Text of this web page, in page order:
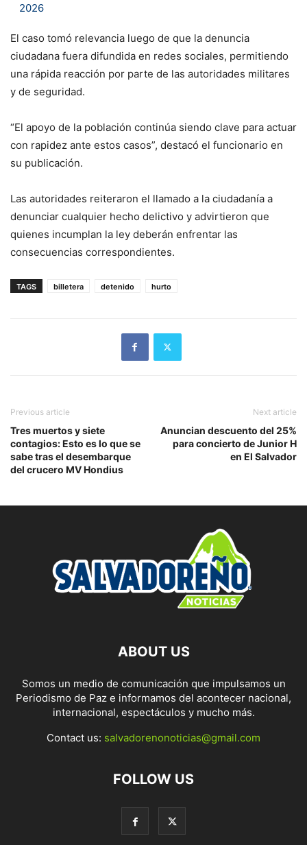
2026
El caso tomó relevancia luego de que la denuncia
ciudadana fuera difundida en redes sociales, permitiendo
una rápida reacción por parte de las autoridades militares
y de seguridad.
“El apoyo de la población continúa siendo clave para actuar
con rapidez ante estos casos”, destacó el funcionario en
su publicación.
Las autoridades reiteraron el llamado a la ciudadanía a
denunciar cualquier hecho delictivo y advirtieron que
quienes incumplan la ley deberán enfrentar las
consecuencias correspondientes.
TAGS billetera detenido hurto
Previous article
Tres muertos y siete
contagios: Esto es lo que se
sabe tras el desembarque
del crucero MV Hondius
Next article
Anuncian descuento del 25%
para concierto de Junior H
en El Salvador
ABOUT US
Somos un medio de comunicación que impulsamos un
Periodismo de Paz e informamos del acontecer nacional,
internacional, espectáculos y mucho más.
Contact us: salvadorenonoticias@gmail.com
FOLLOW US